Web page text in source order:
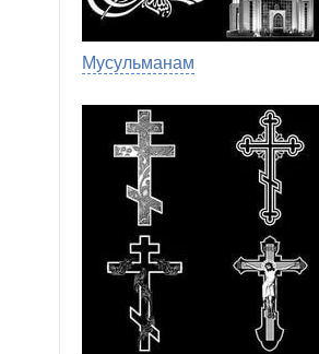
Мусульманам